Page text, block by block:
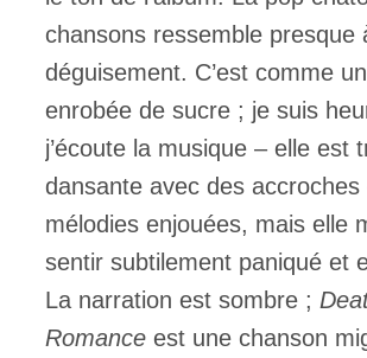
chansons ressemble presque
déguisement. C’est comme
enrobée de sucre ; je suis
j’écoute la musique – elle est
dansante avec des accroches
mélodies enjouées, mais elle
sentir subtilement paniqué et
La narration est sombre ;
Romance est une chanson